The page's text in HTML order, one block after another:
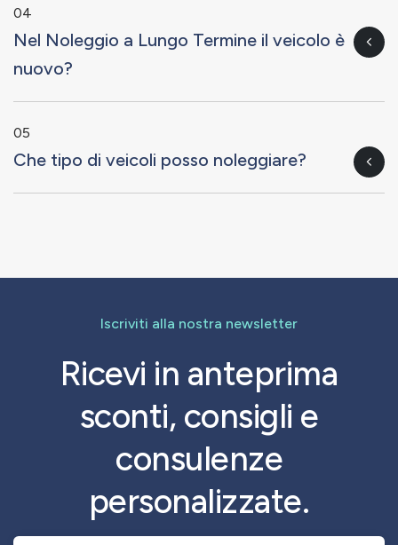
04
Nel Noleggio a Lungo Termine il veicolo è
nuovo?
05
Che tipo di veicoli posso noleggiare?
Iscriviti alla nostra newsletter
Ricevi in anteprima
sconti, consigli e
consulenze
personalizzate.